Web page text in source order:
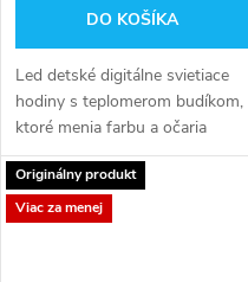
DO KOŠÍKA
Led detské digitálne svietiace
hodiny s teplomerom budíkom,
ktoré menia farbu a očaria
všetky detské oči.
Originálny produkt
Viac za menej